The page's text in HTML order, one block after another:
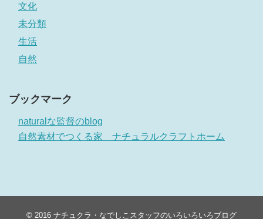
文化
未分類
生活
自然
ブックマーク
naturalな監督のblog
自然素材でつくる家 ナチュラルクラフトホーム
© 2016 ナチュクラ・なでしこスタッフのいろいろいろブログ